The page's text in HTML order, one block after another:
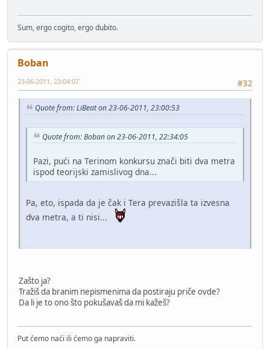
Sum, ergo cogito, ergo dubito.
Boban
#32
23-06-2011, 23:04:07
Quote from: LiBeat on 23-06-2011, 23:00:53
Quote from: Boban on 23-06-2011, 22:34:05
Pazi, pući na Terinom konkursu znači biti dva metra
ispod teorijski zamislivog dna...
Pa, eto, ispada da je čak i Tera prevazišla ta izvesna
dva metra, a ti nisi...
Zašto ja?
Tražiš da branim nepismenima da postiraju priče ovde?
Da li je to ono što pokušavaš da mi kažeš?
Put ćemo naći ili ćemo ga napraviti.